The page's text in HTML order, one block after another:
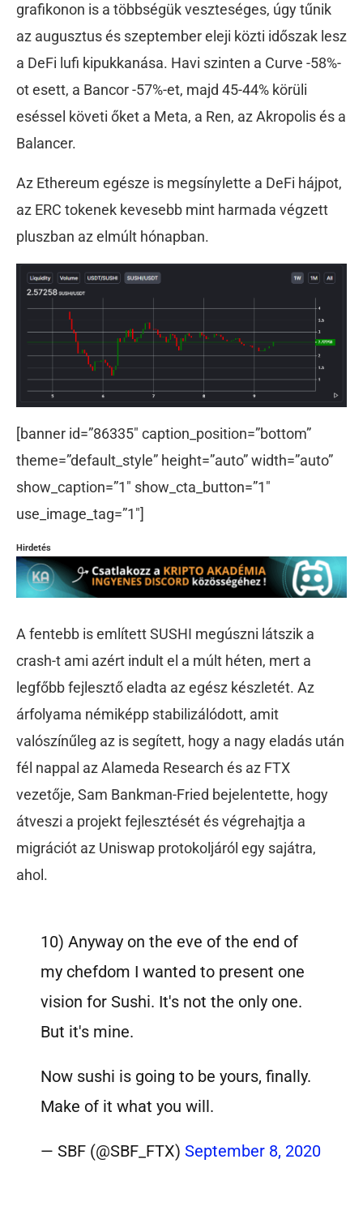
grafikonon is a többségük veszteséges, úgy tűnik
az augusztus és szeptember eleji közti időszak lesz
a DeFi lufi kipukkanása. Havi szinten a Curve -58%-
ot esett, a Bancor -57%-et, majd 45-44% körüli
eséssel követi őket a Meta, a Ren, az Akropolis és a
Balancer.
Az Ethereum egésze is megsínylette a DeFi hájpot,
az ERC tokenek kevesebb mint harmada végzett
pluszban az elmúlt hónapban.
[banner id=”86335″ caption_position=”bottom”
theme=”default_style” height=”auto” width=”auto”
show_caption=”1″ show_cta_button=”1″
use_image_tag=”1″]
Hirdetés
A fentebb is említett SUSHI megúszni látszik a
crash-t ami azért indult el a múlt héten, mert a
legfőbb fejlesztő eladta az egész készletét. Az
árfolyama némiképp stabilizálódott, amit
valószínűleg az is segített, hogy a nagy eladás után
fél nappal az Alameda Research és az FTX
vezetője, Sam Bankman-Fried bejelentette, hogy
átveszi a projekt fejlesztését és végrehajtja a
migrációt az Uniswap protokoljáról egy sajátra,
ahol.
10) Anyway on the eve of the end of
my chefdom I wanted to present one
vision for Sushi. It's not the only one.
But it's mine.
Now sushi is going to be yours, finally.
Make of it what you will.
— SBF (@SBF_FTX)September 8, 2020